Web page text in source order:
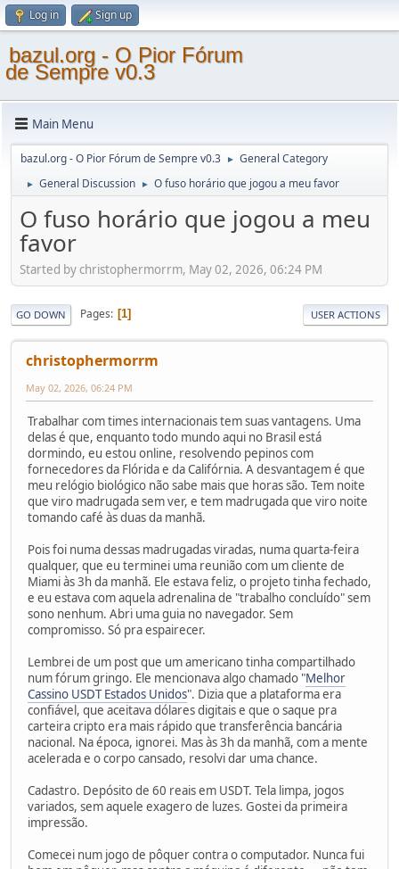
Log in Sign up
bazul.org - O Pior Fórum
de Sempre v0.3
Main Menu
bazul.org - O Pior Fórum de Sempre v0.3 ► General Category
► General Discussion ► O fuso horário que jogou a meu favor
O fuso horário que jogou a meu
favor
Started by christophermorrm, May 02, 2026, 06:24 PM
GO DOWN Pages 1 USER ACTIONS
christophermorrm
May 02, 2026, 06:24 PM
Trabalhar com times internacionais tem suas vantagens. Uma
delas é que, enquanto todo mundo aqui no Brasil está
dormindo, eu estou online, resolvendo pepinos com
fornecedores da Flórida e da Califórnia. A desvantagem é que
meu relógio biológico não sabe mais que horas são. Tem noite
que viro madrugada sem ver, e tem madrugada que viro noite
tomando café às duas da manhã.
Pois foi numa dessas madrugadas viradas, numa quarta-feira
qualquer, que eu terminei uma reunião com um cliente de
Miami às 3h da manhã. Ele estava feliz, o projeto tinha fechado,
e eu estava com aquela adrenalina de "trabalho concluído" sem
sono nenhum. Abri uma guia no navegador. Sem
compromisso. Só pra espairecer.
Lembrei de um post que um americano tinha compartilhado
num fórum gringo. Ele mencionava algo chamado "Melhor
Cassino USDT Estados Unidos". Dizia que a plataforma era
confiável, que aceitava dólares digitais e que o saque pra
carteira cripto era mais rápido que transferência bancária
nacional. Na época, ignorei. Mas às 3h da manhã, com a mente
acelerada e o corpo cansado, resolvi dar uma chance.
Cadastro. Depósito de 60 reais em USDT. Tela limpa, jogos
variados, sem aquele exagero de luzes. Gostei da primeira
impressão.
Comecei num jogo de pôquer contra o computador. Nunca fui